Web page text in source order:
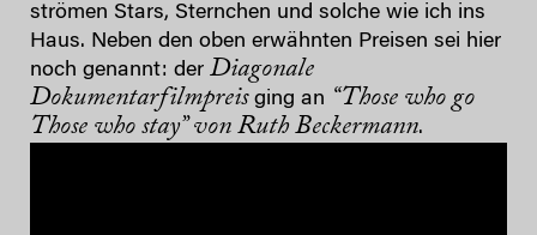
strömen Stars, Sternchen und solche wie ich ins
Haus. Neben den oben erwähnten Preisen sei hier
noch genannt: der Diagonale
Dokumentarfilmpreisging an “Those who go
Those who stay” von Ruth Beckermann.